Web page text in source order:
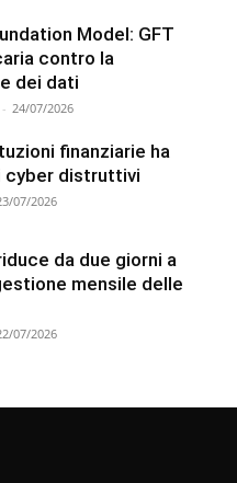
Model: GFT
contro la
dei dati
- 24/07/2026
finanziarie ha
distruttivi
07/2026
da due giorni a
mensile delle
07/2026